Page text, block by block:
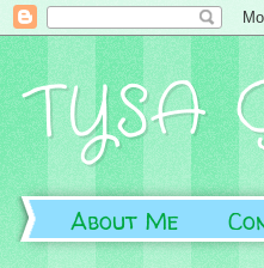
TYSA
About Me